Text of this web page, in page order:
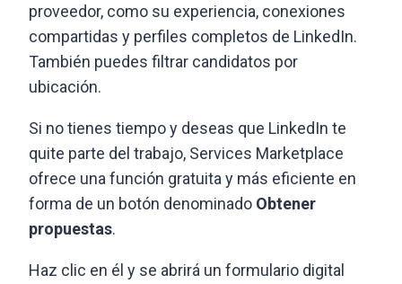
proveedor, como su experiencia, conexiones
compartidas y perfiles completos de LinkedIn.
También puedes filtrar candidatos por
ubicación.
Si no tienes tiempo y deseas que LinkedIn te
quite parte del trabajo, Services Marketplace
ofrece una función gratuita y más eficiente en
forma de un botón denominado Obtener
propuestas.
Haz clic en él y se abrirá un formulario digital